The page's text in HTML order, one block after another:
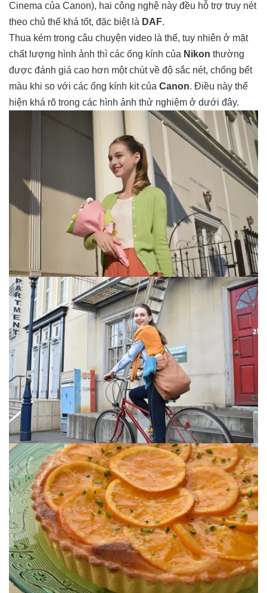
Cinema của Canon), hai công nghệ này đều hỗ trợ truy nét
theo chủ thể khá tốt, đặc biệt là DAF.
Thua kém trong câu chuyện video là thế, tuy nhiên ở mặt
chất lượng hình ảnh thì các ống kính của Nikon thường
được đánh giá cao hơn một chút về độ sắc nét, chống bết
màu khi so với các ống kính kit của Canon. Điều này thể
hiện khá rõ trong các hình ảnh thử nghiệm ở dưới đây.